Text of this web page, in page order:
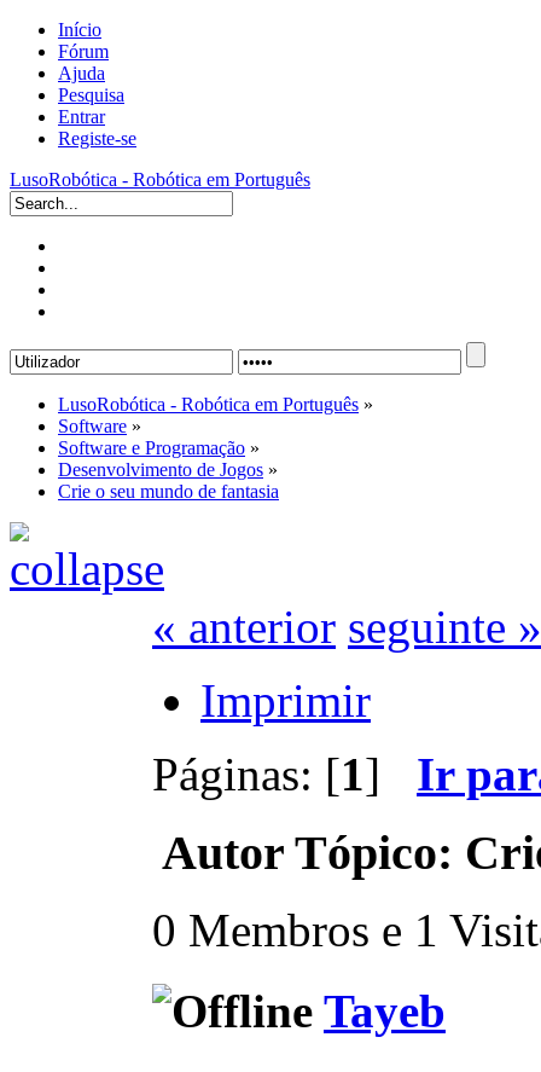
Início
Fórum
Ajuda
Pesquisa
Entrar
Registe-se
LusoRobótica - Robótica em Português
LusoRobótica - Robótica em Português »
Software »
Software e Programação »
Desenvolvimento de Jogos »
Crie o seu mundo de fantasia
« anterior seguinte »
Imprimir
Páginas: [1] Ir
Autor Tópico:
0 Membros e 1
Tayeb